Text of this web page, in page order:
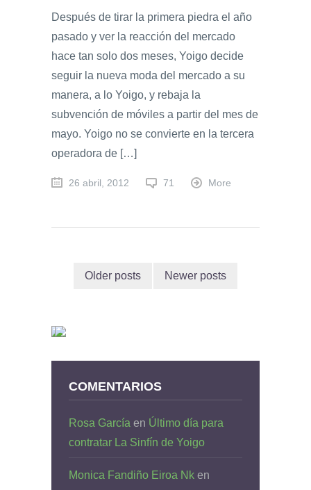
Después de tirar la primera piedra el año
pasado y ver la reacción del mercado
hace tan solo dos meses, Yoigo decide
seguir la nueva moda del mercado a su
manera, a lo Yoigo, y rebaja la
subvención de móviles a partir del mes de
mayo. Yoigo no se convierte en la tercera
operadora de […]
26 abril, 2012 71 More
Older posts Newer posts
COMENTARIOS
Rosa García en Último día para
contratar La Sinfín de Yoigo
Monica Fandiño Eiroa Nk en